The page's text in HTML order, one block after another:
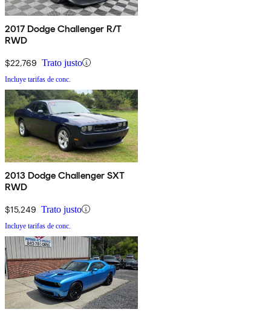
2017 Dodge Challenger R/T
RWD
$22,769 Trato justo
Incluye tarifas de conc.
2013 Dodge Challenger SXT
RWD
$15,249 Trato justo
Incluye tarifas de conc.